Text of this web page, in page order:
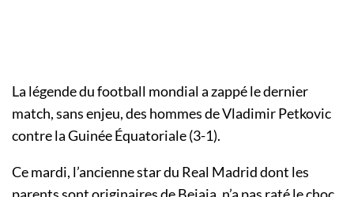
La légende du football mondial a zappé le dernier
match, sans enjeu, des hommes de Vladimir Petkovic
contre la Guinée Équatoriale (3-1).
Ce mardi, l’ancienne star du Real Madrid dont les
parents sont originaires de Bejaia, n’a pas raté le choc